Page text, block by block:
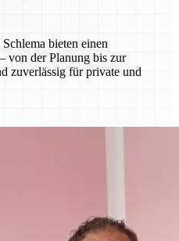
bieten einen
von der Planung bis zur
zuverlässig für private und